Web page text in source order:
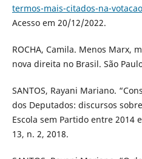
termos-mais-citados-na-
Acesso em 20/12/2022.
ROCHA, Camila. Menos Marx,
nova direita no Brasil. São
SANTOS, Rayani Mariano.
dos Deputados: discursos
Escola sem Partido entre 2014
13, n. 2, 2018.